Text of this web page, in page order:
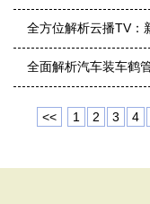
全方位解析云播TV：
全面解析汽车装车鹤
<< 1 2 3 4